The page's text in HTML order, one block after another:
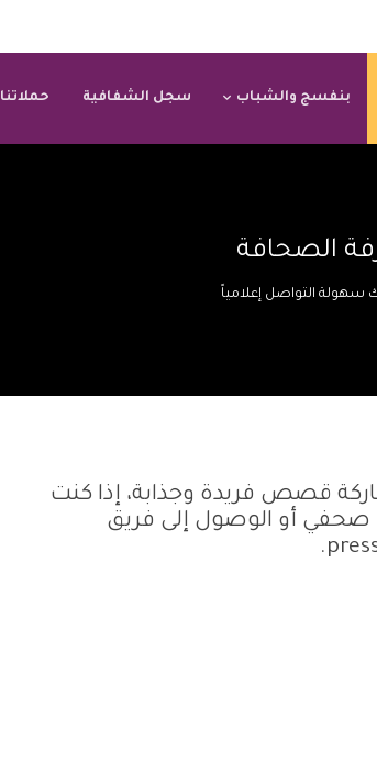
بنفسج والشباب سجل الشفافية حملاتنا
الصحافة
سهولة التواصل إعلامياً
قصص فريدة وجذابة، إذا كنت
أو الوصول إلى فريق
.